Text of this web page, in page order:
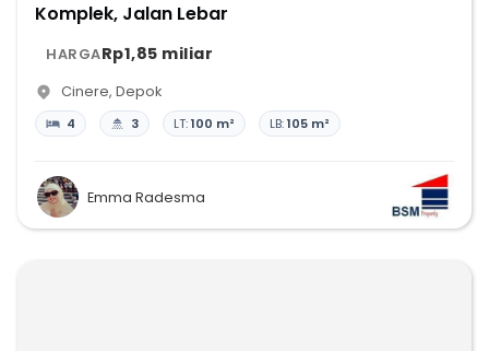
Komplek, Jalan Lebar
HARGARp1,85 miliar
Cinere, Depok
4 3 LT:100 m² LB:105 m²
Emma Radesma